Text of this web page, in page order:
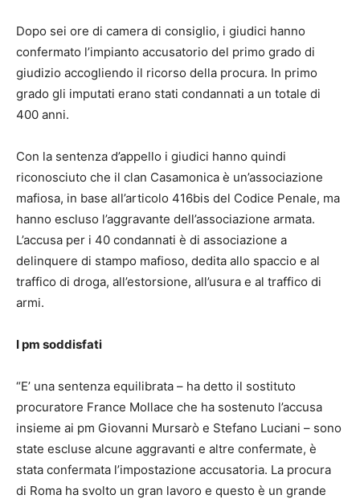
Dopo sei ore di camera di consiglio, i giudici hanno
confermato l’impianto accusatorio del primo grado di
giudizio accogliendo il ricorso della procura. In primo
grado gli imputati erano stati condannati a un totale di
400 anni.
Con la sentenza d’appello i giudici hanno quindi
riconosciuto che il clan Casamonica è un’associazione
mafiosa, in base all’articolo 416bis del Codice Penale, ma
hanno escluso l’aggravante dell’associazione armata.
L’accusa per i 40 condannati è di associazione a
delinquere di stampo mafioso, dedita allo spaccio e al
traffico di droga, all’estorsione, all’usura e al traffico di
armi.
I pm soddisfati
“E’ una sentenza equilibrata – ha detto il sostituto
procuratore France Mollace che ha sostenuto l’accusa
insieme ai pm Giovanni Mursarò e Stefano Luciani – sono
state escluse alcune aggravanti e altre confermate, è
stata confermata l’impostazione accusatoria. La procura
di Roma ha svolto un gran lavoro e questo è un grande